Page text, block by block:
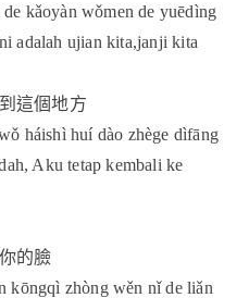
kǎoyàn wǒmen de yuēdìng
adalah ujian kita,janji kita
這個地方
háishì huí dào zhège dìfāng
Aku tetap kembali ke
的臉
kōngqì zhòng wěn nǐ de liǎn